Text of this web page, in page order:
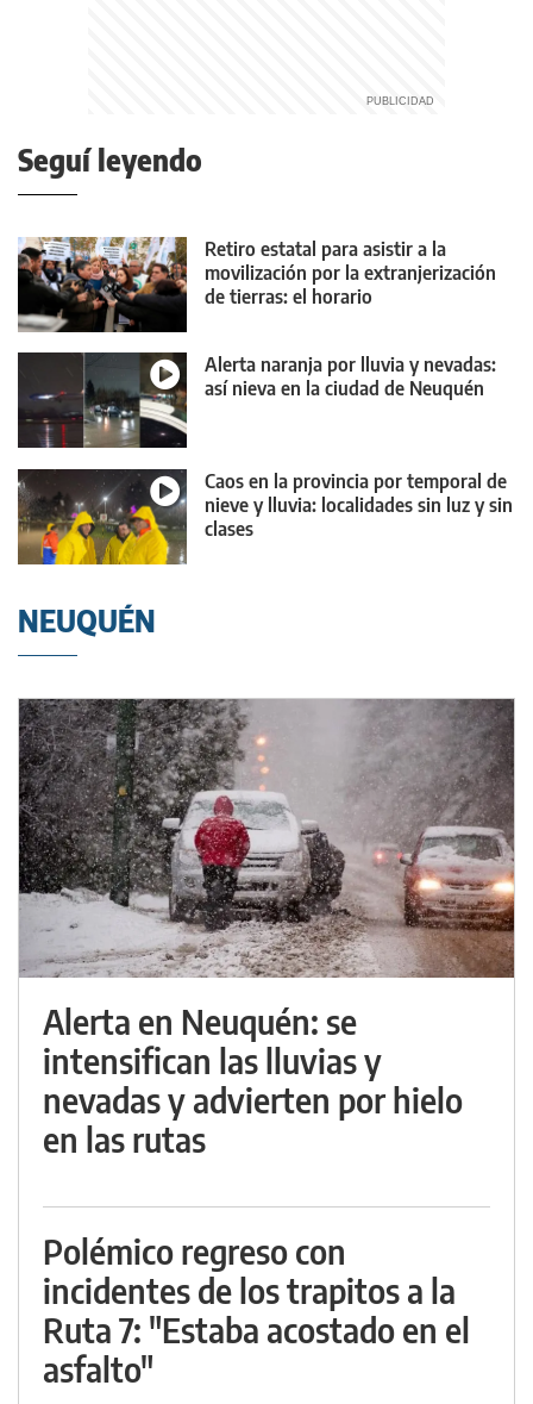
Seguí leyendo
Retiro estatal para asistir a la
movilización por la extranjerización
de tierras: el horario
Alerta naranja por lluvia y nevadas:
así nieva en la ciudad de Neuquén
Caos en la provincia por temporal de
nieve y lluvia: localidades sin luz y sin
clases
NEUQUÉN
Alerta en Neuquén: se
intensifican las lluvias y
nevadas y advierten por hielo
en las rutas
Polémico regreso con
incidentes de los trapitos a la
Ruta 7: "Estaba acostado en el
asfalto"